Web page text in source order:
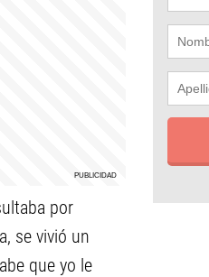
por
se vivió un
que yo le